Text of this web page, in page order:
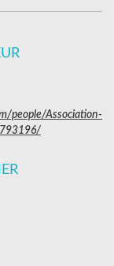
people/Association-